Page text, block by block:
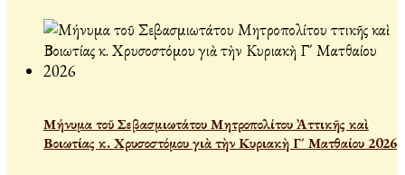
Μήνυμα τοῦ Σεβασμιωτάτου Μητροπολίτου Ἀττικῆς καὶ
Βοιωτίας κ. Χρυσοστόμου γιὰ τὴν Κυριακὴ Γ´ Ματθαίου 2026